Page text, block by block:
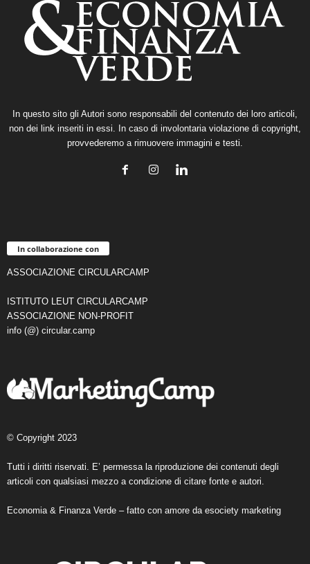
In questo sito gli Autori sono responsabili del contenuto dei loro articoli,
non dei link inseriti in essi. In caso di involontaria violazione di copyright,
provvederemo a rimuovere immagini e testi.
In collaborazione con
ASSOCIAZIONE CIRCULARCAMP
ISTITUTO LEUT CIRCULARCAMP
ASSOCIAZIONE NON-PROFIT
info (@) circular.camp
© Copyright 2023
Tutti i diritti riservati. E’ permessa la riproduzione dei contenuti degli
articoli con qualsiasi mezzo a condizione di citare fonte e autori.
Economia & Finanza Verde – fatto con amore da esociety marketing